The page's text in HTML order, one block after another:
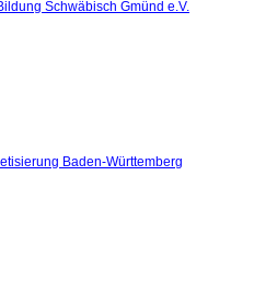
Baden-Württemberg